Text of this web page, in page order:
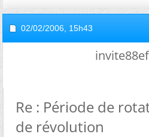
02/02/2006, 15h43
Re : Période de
de révolution